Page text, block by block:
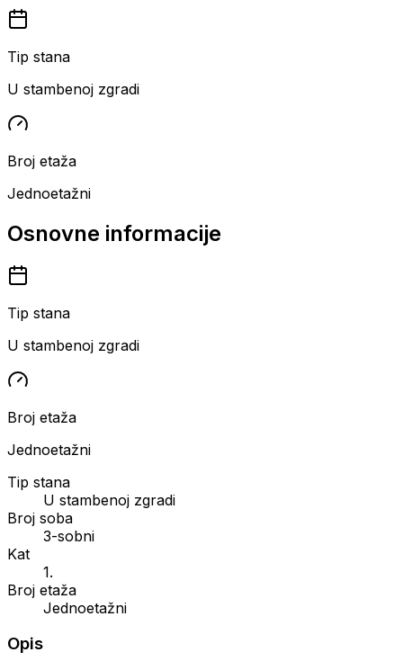
Tip stana
U stambenoj zgradi
Broj etaža
Jednoetažni
Osnovne informacije
Tip stana
U stambenoj zgradi
Broj etaža
Jednoetažni
Tip stana
U stambenoj zgradi
Broj soba
3-sobni
Kat
1.
Broj etaža
Jednoetažni
Opis